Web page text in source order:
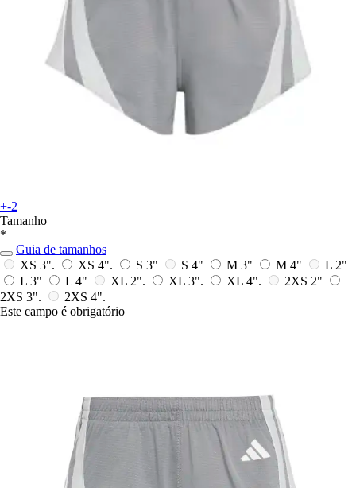
+-2
Tamanho
*
Guia de tamanhos
XS 3".
XS 4". S 3" S 4" M 3" M 4"
L 2"
L 3"
L 4" XL 2". XL 3". XL 4".
2XS 2"
2XS 3".
2XS 4".
Este campo é obrigatório